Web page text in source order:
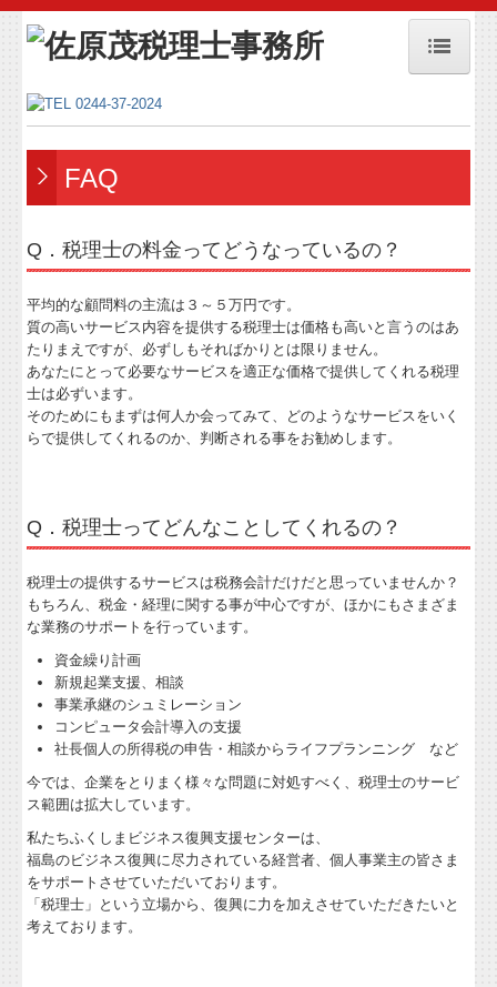
ホーム
事務所紹介
メディア掲載
メディア掲載 戦略経営者2025年1月号
セミナー案内
お問合せ
個人情報保護方針
FAQ
経営者お役立ち情報
経営革新等支援機関とは
経営アドバイス・コーナー
TKCシステムのご紹介
早期経営改善計画の策定支援
経営改善オンデマンド講座
関与先向け融資商品ご紹介
FAQ
Q．税理士の料金ってどうなっているの？
平均的な顧問料の主流は３～５万円です。
質の高いサービス内容を提供する税理士は価格も高いと言うのはあ
たりまえですが、必ずしもそればかりとは限りません。
あなたにとって必要なサービスを適正な価格で提供してくれる税理
士は必ずいます。
そのためにもまずは何人か会ってみて、どのようなサービスをいく
らで提供してくれるのか、判断される事をお勧めします。
Q．税理士ってどんなことしてくれるの？
税理士の提供するサービスは税務会計だけだと思っていませんか？
もちろん、税金・経理に関する事が中心ですが、ほかにもさまざま
な業務のサポートを行っています。
資金繰り計画
新規起業支援、相談
事業承継のシュミレーション
コンピュータ会計導入の支援
社長個人の所得税の申告・相談からライフプランニング など
今では、企業をとりまく様々な問題に対処すべく、税理士のサービ
ス範囲は拡大しています。
私たちふくしまビジネス復興支援センターは、
福島のビジネス復興に尽力されている経営者、個人事業主の皆さま
をサポートさせていただいております。
「税理士」という立場から、復興に力を加えさせていただきたいと
考えております。